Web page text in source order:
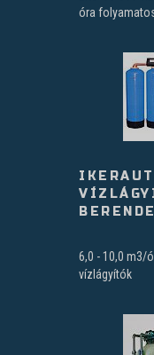
óra
6,0 - 10,0 m3/
vízlágyítók